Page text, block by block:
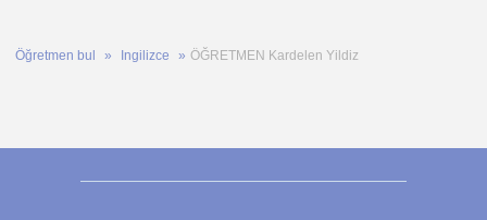
Öğretmen bul Ingilizce ÖĞRETMEN Kardelen Yildiz